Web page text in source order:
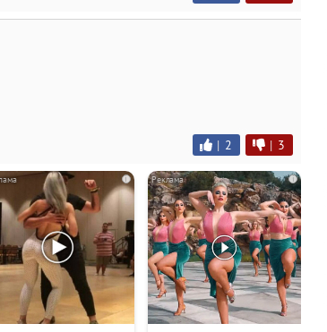
| 2 | 3
i i